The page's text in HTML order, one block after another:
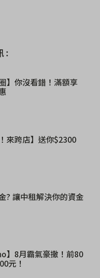
:
】你沒看錯！滿額享
來跨店】送你$2300
? 讓中租解決你的資金
】8月霸氣豪撒！前80
元！